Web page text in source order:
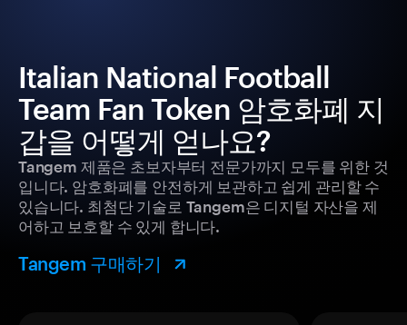
Italian National Football
Team Fan Token 암호화폐 지
갑을 어떻게 얻나요?
Tangem 제품은 초보자부터 전문가까지 모두를 위한 것
입니다. 암호화폐를 안전하게 보관하고 쉽게 관리할 수
있습니다. 최첨단 기술로 Tangem은 디지털 자산을 제
어하고 보호할 수 있게 합니다.
Tangem 구매하기